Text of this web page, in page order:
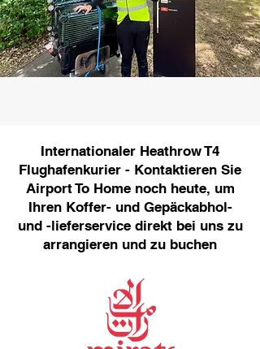
Internationaler Heathrow T4
Flughafenkurier - Kontaktieren Sie
Airport To Home noch heute, um
Ihren Koffer- und Gepäckabhol-
und -lieferservice direkt bei uns zu
arrangieren und zu buchen